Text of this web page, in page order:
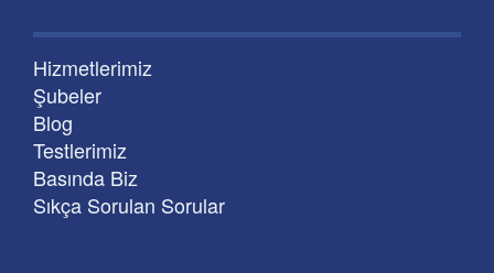
Hizmetlerimiz
Şubeler
Blog
Testlerimiz
Basında Biz
Sıkça Sorulan Sorular